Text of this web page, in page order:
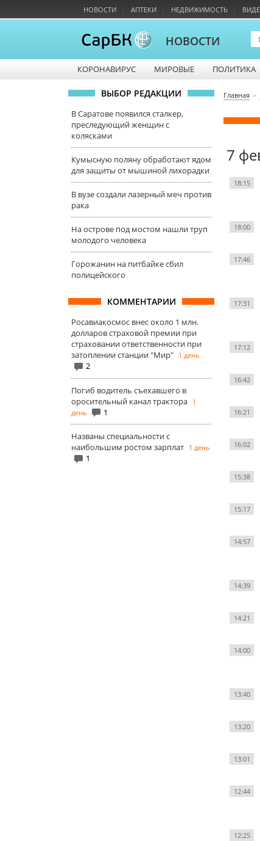
НОВОСТИ АПТЕКИ НЕДВИЖИМОСТЬ
НОВОСТИ
КОРОНАВИРУС МИРОВЫЕ ПОЛИТИКА
ВЫБОР РЕДАКЦИИ
В Саратове появился сталкер,
преследующий женщин с
колясками
Кумысную поляну обработают ядом
для защиты от мышиной лихорадки
В вузе создали лазерный меч против
рака
На острове под мостом нашли труп
молодого человека
Горожанин на питбайке сбил
полицейского
КОММЕНТАРИИ
Росавиакосмос внес около 1 млн.
долларов страховой премии при
страховании ответственности при
затоплении станции "Мир" 1 день
2
Погиб водитель съехавшего в
оросительный канал трактора 1
день
1
Названы специальности с
наибольшим ростом зарплат 1 день
1
Главная
7
18:15
18:00
17:46
17:31
17:12
16:42
16:21
16:02
15:38
15:17
14:57
14:39
14:21
14:00
13:40
13:20
13:01
12:44
12:25